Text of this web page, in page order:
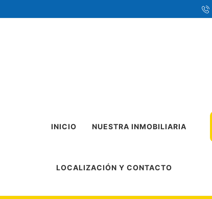
INICIO NUESTRA INMOBILIARIA
LOCALIZACIÓN Y CONTACTO